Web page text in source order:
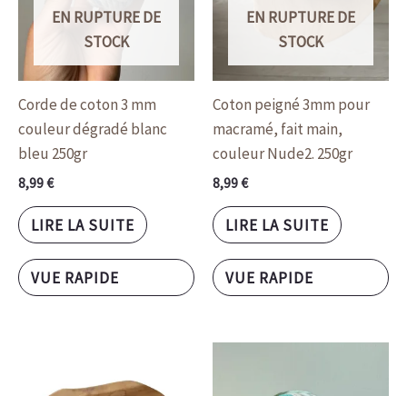
EN RUPTURE DE
STOCK
Corde de coton 3 mm
couleur dégradé blanc
bleu 250gr
8,99€
LIRE LA SUITE
VUE RAPIDE
EN RUPTURE DE
STOCK
Coton peigné 3mm pour
macramé, fait main,
couleur Nude2. 250gr
8,99€
LIRE LA SUITE
VUE RAPIDE